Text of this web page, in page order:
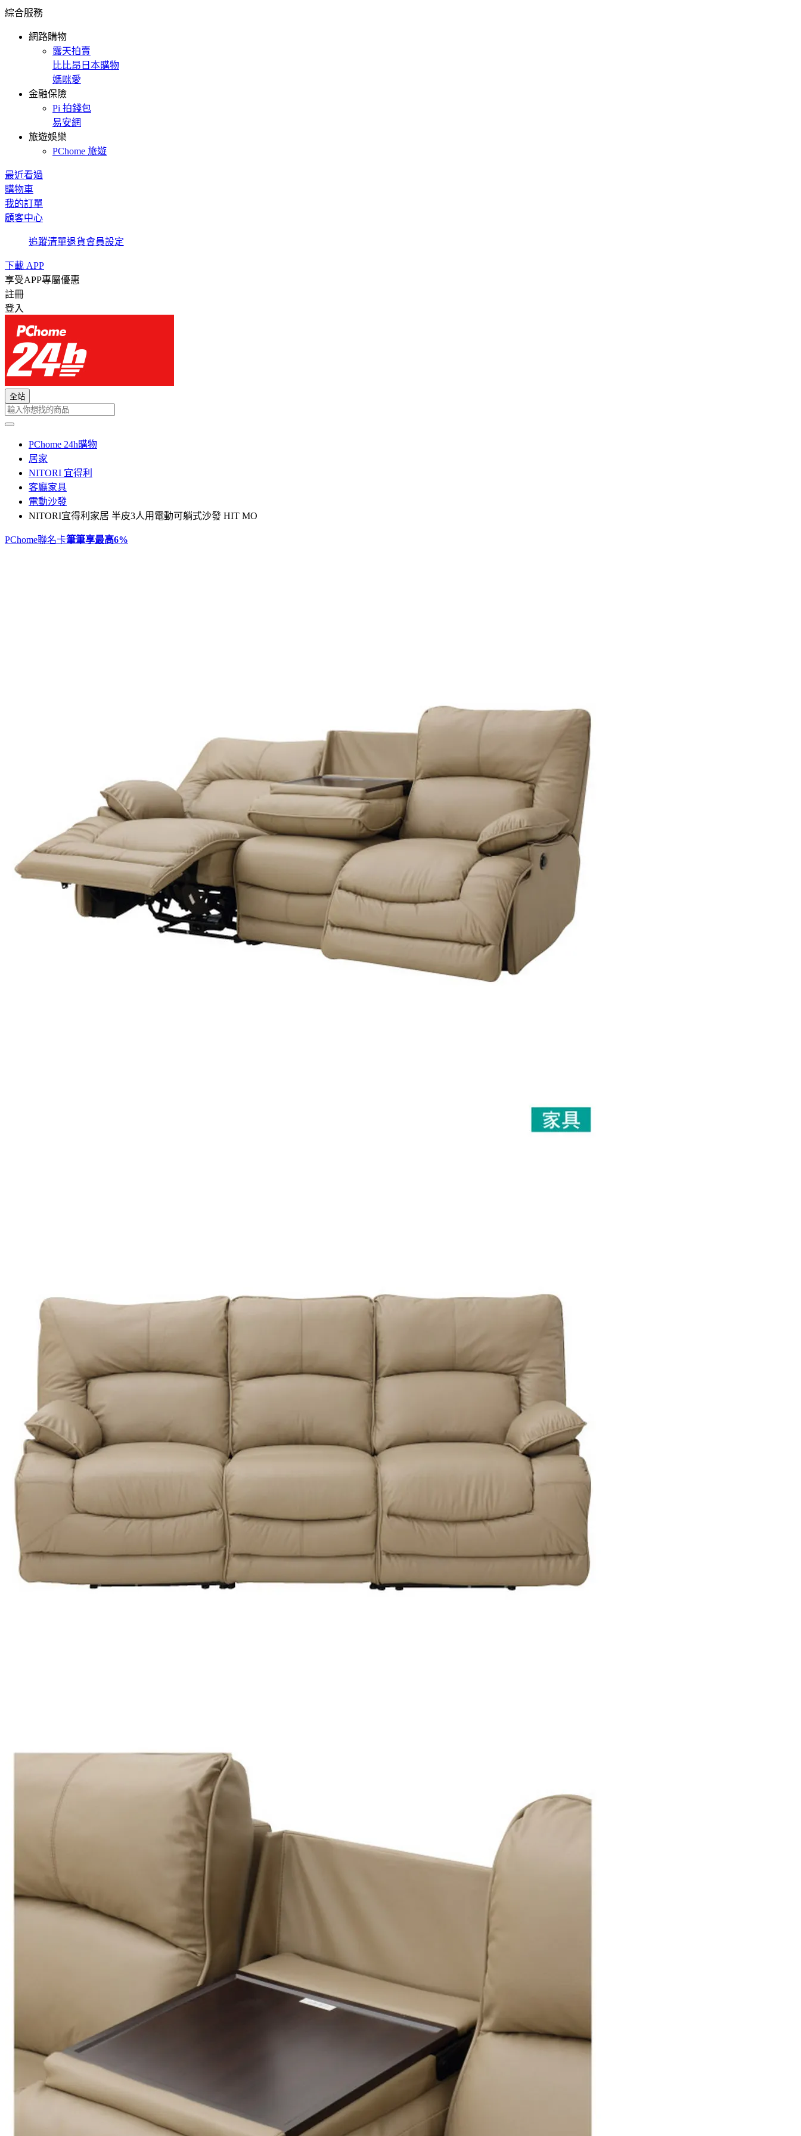
綜合服務
網路購物
露天拍賣
比比昂日本購物
媽咪愛
金融保險
Pi 拍錢包
易安網
旅遊娛樂
PChome 旅遊
最近看過
購物車
我的訂單
顧客中心
追蹤清單退貨會員設定
下載 APP
享受APP專屬優惠
註冊
登入
全站
PChome 24h購物
居家
NITORI 宜得利
客廳家具
電動沙發
NITORI宜得利家居 半皮3人用電動可躺式沙發 HIT MO
PChome聯名卡筆筆享最高6%